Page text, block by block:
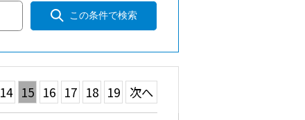
この条件で検索
14 15 16 17 18 19 次へ